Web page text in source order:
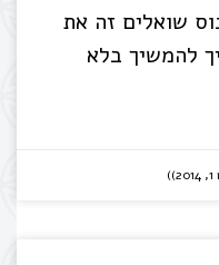
שואלים זה את
להמשיך בלא